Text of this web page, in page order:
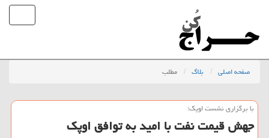
صفحه اصلی بلاگ مطلب
با برگزاری نشست اوپك؛
جهش قیمت نفت با امید به توافق اوپك